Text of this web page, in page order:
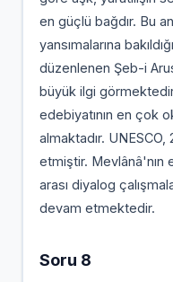
en güçlü bağdır. Bu
yansımalarına
düzenlenen Şeb-i
büyük ilgi
edebiyatının en çok
almaktadır. UNESCO,
etmiştir. Mevlânâ'nın
arası diyalog
devam etmektedir.
Soru 8